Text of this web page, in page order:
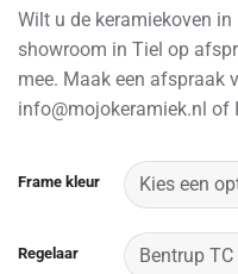
Wilt u de keramiekoven
showroom in Tiel op
mee. Maak een afspraak
info@mojokeramiek.nl of
Frame kleur
Regelaar